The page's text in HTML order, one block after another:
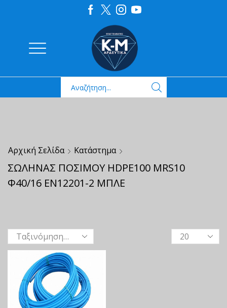
Αρχική Σελίδα Κατάστημα
ΣΩΛΗΝΑΣ ΠΟΣΙΜΟΥ HDPE100 MRS10
Φ40/16 ΕΝ12201-2 ΜΠΛΕ